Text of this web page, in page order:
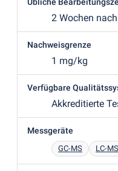
2 Wochen
Nachweisgrenze
1 mg/kg
Verfügbare
Akkreditierte
Messgeräte
GC-MS LC-MS